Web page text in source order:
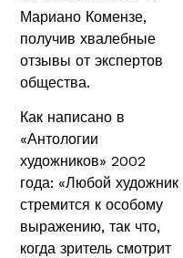
Мариано Комензе,
получив хвалебные
отзывы от экспертов
общества.
Как написано в
«Антологии
художников» 2002
года: «Любой художник
стремится к особому
выражению, так что,
когда зритель смотрит